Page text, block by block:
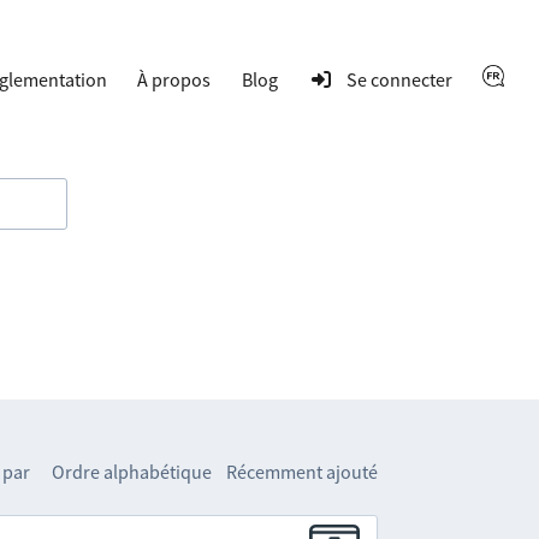
À propos Blog Se connecter
Ordre alphabétique Récemment ajouté